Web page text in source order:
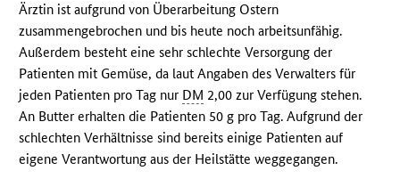
Ärztin ist aufgrund von Überarbeitung Ostern
zusammengebrochen und bis heute noch arbeitsunfähig.
Außerdem besteht eine sehr schlechte Versorgung der
Patienten mit Gemüse, da laut Angaben des Verwalters für
jeden Patienten pro Tag nur DM 2,00 zur Verfügung stehen.
An Butter erhalten die Patienten 50 g pro Tag. Aufgrund der
schlechten Verhältnisse sind bereits einige Patienten auf
eigene Verantwortung aus der Heilstätte weggegangen.